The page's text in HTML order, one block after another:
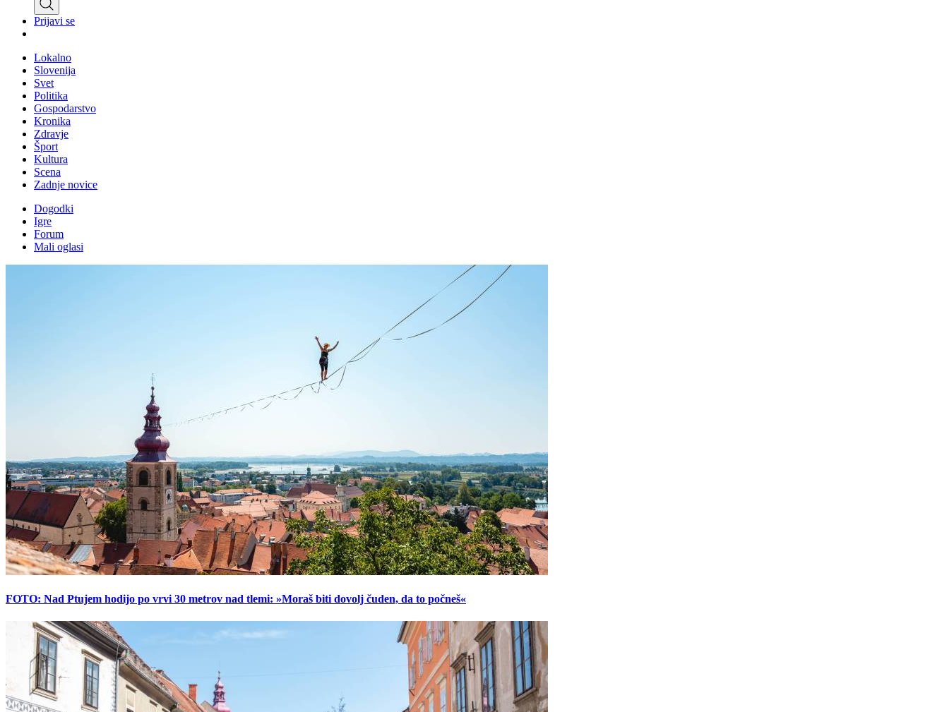
Prijavi se
Lokalno
Slovenija
Svet
Politika
Gospodarstvo
Kronika
Zdravje
Šport
Kultura
Scena
Zadnje novice
Dogodki
Igre
Forum
Mali oglasi
FOTO: Nad Ptujem hodijo po vrvi 30 metrov nad tlemi: »Moraš biti dovolj čuden, da to počneš«